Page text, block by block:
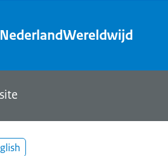
NederlandWereldwijd